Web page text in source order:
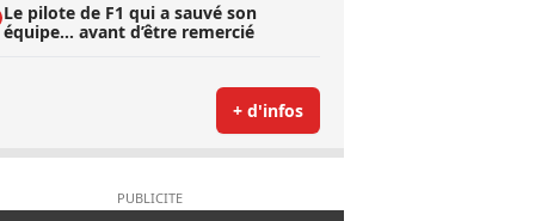
Le pilote de F1 qui a sauvé son
équipe… avant d’être remercié
+ d'infos